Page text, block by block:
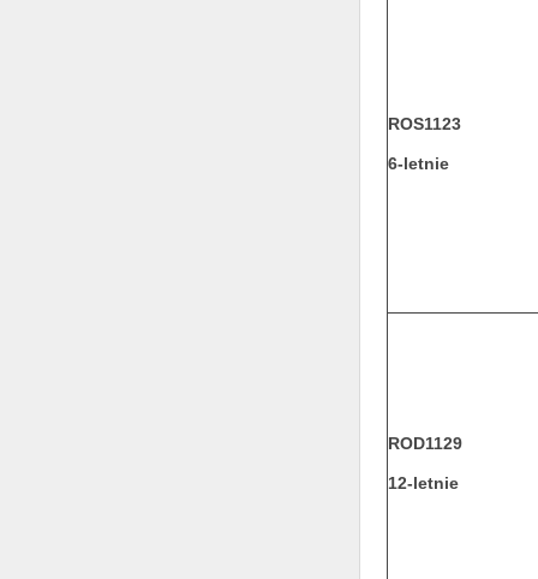
ROS1123
6-letnie
ROD1129
12-letnie